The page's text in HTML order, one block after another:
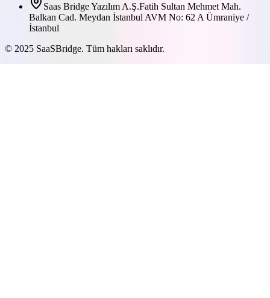
Saas Bridge Yazılım A.Ş.Fatih Sultan Mehmet Mah.
Balkan Cad. Meydan İstanbul AVM No: 62 A Ümraniye /
İstanbul
© 2025 SaaSBridge. Tüm hakları saklıdır.